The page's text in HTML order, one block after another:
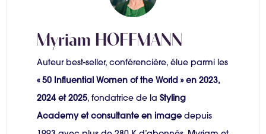
Myriam HOFFMANN
Auteur best-seller, conférencière, élue parmi les
« 50 Influential Women of the World » en 2023,
2024 et 2025, fondatrice de la Styling
Academy et consultante en imagedepuis